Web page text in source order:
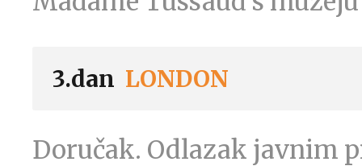
3.dan LONDON
Doručak. Odlazak javnim